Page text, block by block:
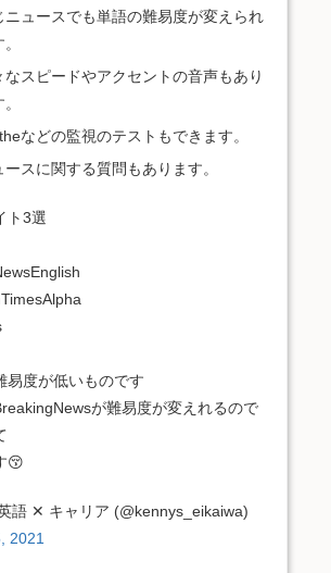
ニュースでも単語の難易度が変えられ
なスピードやアクセントの音声もあり
などの監視のテストもできます。
ースに関する質問もあります。
ト3選
易度が低いものです
が難易度が変えれるので
😚
語 ✕ キャリア (@kennys_eikaiwa)
2021